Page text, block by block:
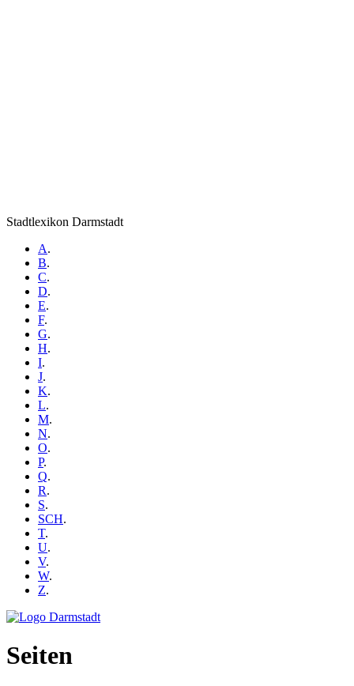
Stadtlexikon Darmstadt
A.
B.
C.
D.
E.
F.
G.
H.
I.
J.
K.
L.
M.
N.
O.
P.
Q.
R.
S.
SCH.
T.
U.
V.
W.
Z.
Seiten